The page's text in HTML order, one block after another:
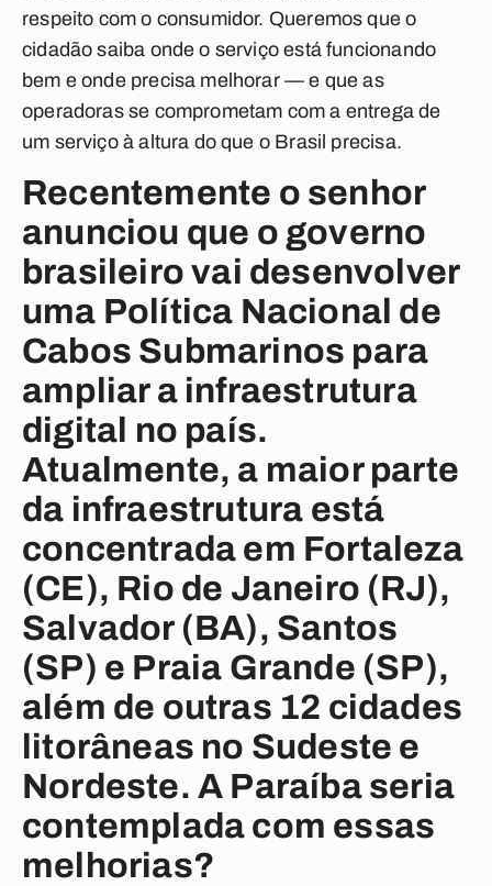
respeito com o consumidor. Queremos que o
cidadão saiba onde o serviço está funcionando
bem e onde precisa melhorar — e que as
operadoras se comprometam com a entrega de
um serviço à altura do que o Brasil precisa.
Recentemente o senhor
anunciou que o governo
brasileiro vai desenvolver
uma Política Nacional de
Cabos Submarinos para
ampliar a infraestrutura
digital no país.
Atualmente, a maior parte
da infraestrutura está
concentrada em Fortaleza
(CE), Rio de Janeiro (RJ),
Salvador (BA), Santos
(SP) e Praia Grande (SP),
além de outras 12 cidades
litorâneas no Sudeste e
Nordeste. A Paraíba seria
contemplada com essas
melhorias?